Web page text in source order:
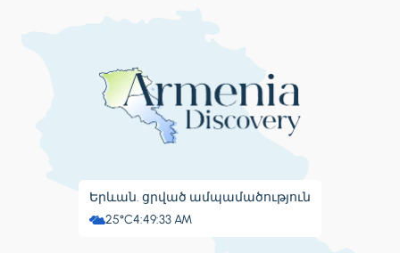
Երևան. ցրված ամպամածություն
25°C4:49:34 AM